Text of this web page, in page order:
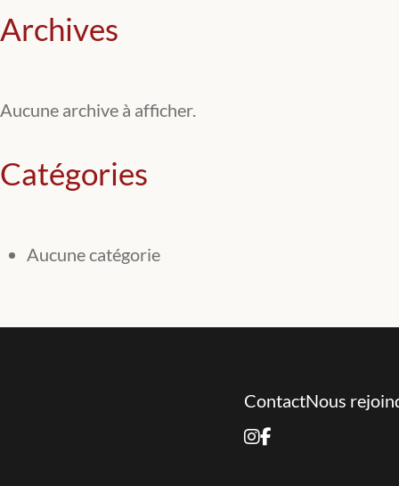
Archives
Aucune archive à afficher.
Catégories
Aucune catégorie
ContactNous